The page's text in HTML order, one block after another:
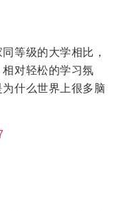
等级的大学相比，
对轻松的学习氛
什么世界上很多脑